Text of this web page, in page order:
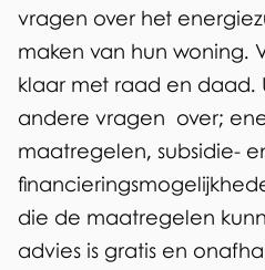
vragen over het
maken van hun woning.
klaar met raad en daad.
andere vragen over;
maatregelen, subsidie-
die de maatregelen
advies is gratis en